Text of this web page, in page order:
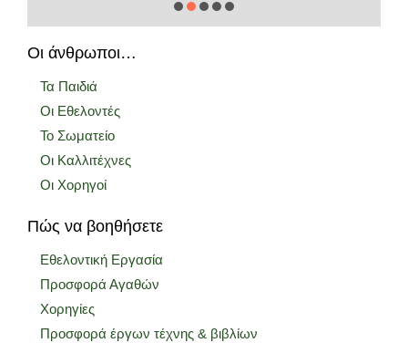
Οι άνθρωποι…
Τα Παιδιά
Οι Εθελοντές
Το Σωματείο
Οι Καλλιτέχνες
Οι Χορηγοί
Πώς να βοηθήσετε
Εθελοντική Εργασία
Προσφορά Αγαθών
Χορηγίες
Προσφορά έργων τέχνης & βιβλίων